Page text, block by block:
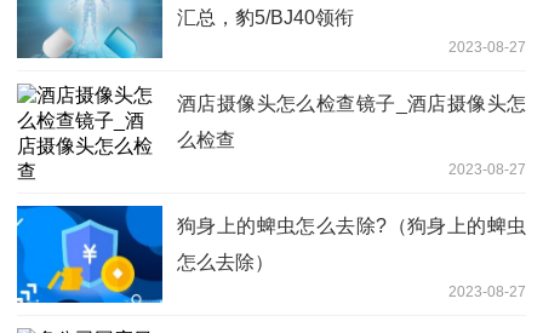
汇总，豹5/BJ40领衔
2023-08-27
酒店摄像头怎么检查镜子_酒店摄像头怎
么检查
2023-08-27
狗身上的蜱虫怎么去除?（狗身上的蜱虫
怎么去除）
2023-08-27